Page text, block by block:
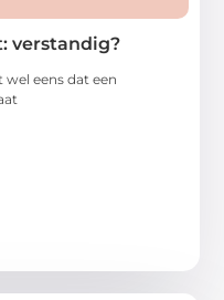
verstandig?
wel eens dat een